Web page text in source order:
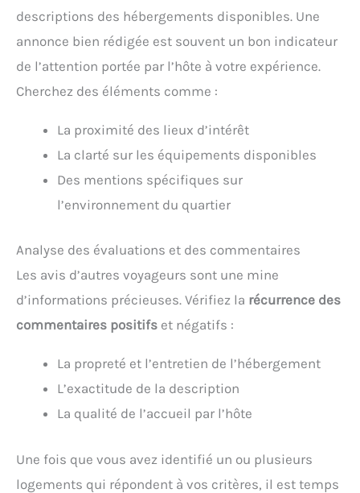
descriptions des hébergements disponibles. Une
annonce bien rédigée est souvent un bon indicateur
de l’attention portée par l’hôte à votre expérience.
Cherchez des éléments comme :
La proximité des lieux d’intérêt
La clarté sur les équipements disponibles
Des mentions spécifiques sur
l’environnement du quartier
Analyse des évaluations et des commentaires
Les avis d’autres voyageurs sont une mine
d’informations précieuses. Vérifiez la récurrence des
commentaires positifs et négatifs :
La propreté et l’entretien de l’hébergement
L’exactitude de la description
La qualité de l’accueil par l’hôte
Une fois que vous avez identifié un ou plusieurs
logements qui répondent à vos critères, il est temps